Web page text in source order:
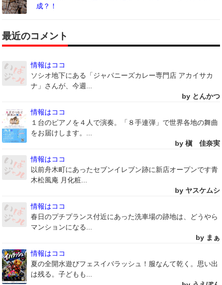
成？！
最近のコメント
情報はココ
ソシオ地下にある「ジャパニーズカレー専門店 アカイサカ
ナ」さんが、今週...
by とんかつ
情報はココ
１台のピアノを４人で演奏。「８手連弾」で世界各地の舞曲
をお届けします。...
by 槇 佳奈実
情報はココ
以前舟木町にあったセブンイレブン跡に新店オープンです青
木松風庵 月化粧...
by ヤスケムシ
情報はココ
春日のプチプランス付近にあった洗車場の跡地は、どうやら
マンションになる...
by まぁ
情報はココ
夏の全開水遊びフェスイバラッシュ！服なんて乾く。思い出
は残る。子どもも...